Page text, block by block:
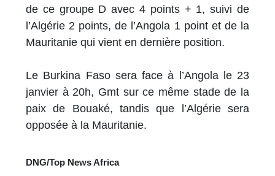
de ce groupe D avec 4 points + 1, suivi de
l’Algérie 2 points, de l’Angola 1 point et de la
Mauritanie qui vient en dernière position.
Le Burkina Faso sera face à l’Angola le 23
janvier à 20h, Gmt sur ce même stade de la
paix de Bouaké, tandis que l’Algérie sera
opposée à la Mauritanie.
DNG/Top News Africa